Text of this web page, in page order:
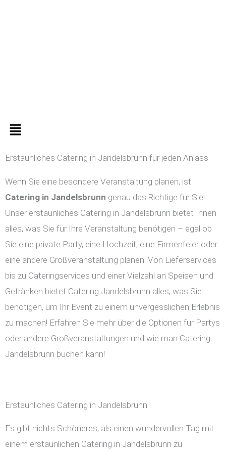
Menü
Erstaunliches Catering in Jandelsbrunn für jeden Anlass
Wenn Sie eine besondere Veranstaltung planen, ist
Catering in Jandelsbrunn genau das Richtige für Sie!
Unser erstaunliches Catering in Jandelsbrunn bietet Ihnen
alles, was Sie für Ihre Veranstaltung benötigen – egal ob
Sie eine private Party, eine Hochzeit, eine Firmenfeier oder
eine andere Großveranstaltung planen. Von Lieferservices
bis zu Cateringservices und einer Vielzahl an Speisen und
Getränken bietet Catering Jandelsbrunn alles, was Sie
benötigen, um Ihr Event zu einem unvergesslichen Erlebnis
zu machen! Erfahren Sie mehr über die Optionen für Partys
oder andere Großveranstaltungen und wie man Catering
Jandelsbrunn buchen kann!
Erstaunliches Catering in Jandelsbrunn
Es gibt nichts Schöneres, als einen wundervollen Tag mit
einem erstaunlichen Catering in Jandelsbrunn zu